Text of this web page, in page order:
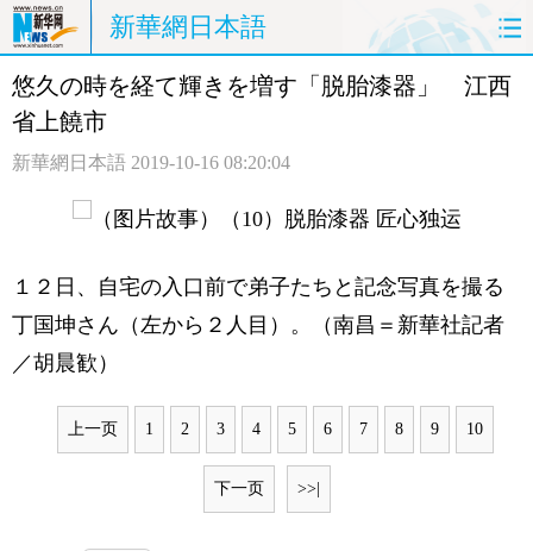
新華網日本語
ホームページ 政治 経済
観光 評論 写真
悠久の時を経て輝きを増す「脱胎漆器」 江西
省上饒市
新華網日本語 2019-10-16 08:20:04
１２日、自宅の入口前で弟子たちと記念写真を撮る
丁国坤さん（左から２人目）。（南昌＝新華社記者
／胡晨歓）
上一页 1 2 3 4 5 6 7 8 9 10
下一页 >>|